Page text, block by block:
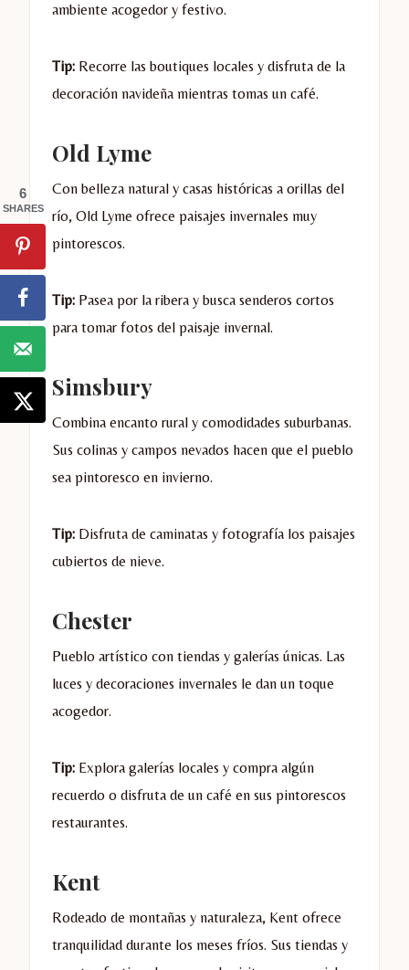
ambiente acogedor y festivo.
Tip: Recorre las boutiques locales y disfruta de la
decoración navideña mientras tomas un café.
Old Lyme
Con belleza natural y casas históricas a orillas del
río, Old Lyme ofrece paisajes invernales muy
pintorescos.
Tip: Pasea por la ribera y busca senderos cortos
para tomar fotos del paisaje invernal.
Simsbury
Combina encanto rural y comodidades suburbanas.
Sus colinas y campos nevados hacen que el pueblo
sea pintoresco en invierno.
Tip: Disfruta de caminatas y fotografía los paisajes
cubiertos de nieve.
Chester
Pueblo artístico con tiendas y galerías únicas. Las
luces y decoraciones invernales le dan un toque
acogedor.
Tip: Explora galerías locales y compra algún
recuerdo o disfruta de un café en sus pintorescos
restaurantes.
Kent
Rodeado de montañas y naturaleza, Kent ofrece
tranquilidad durante los meses fríos. Sus tiendas y
6
SHARES